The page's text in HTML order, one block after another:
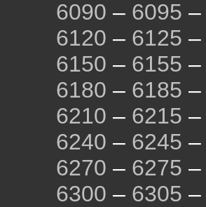
6090 – 6095 –
6120 – 6125 –
6150 – 6155 –
6180 – 6185 –
6210 – 6215 –
6240 – 6245 –
6270 – 6275 –
6300 – 6305 –